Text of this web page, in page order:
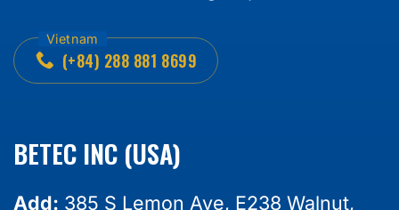
(+84) 288 881 8699
BETEC INC (USA)
Add: 385 S Lemon Ave, E238 Walnut,